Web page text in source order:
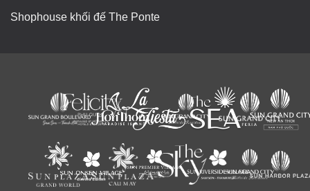
Shophouse khối đế The Ponte